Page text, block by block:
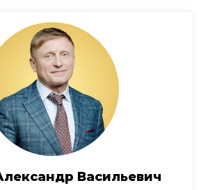
Васильевич